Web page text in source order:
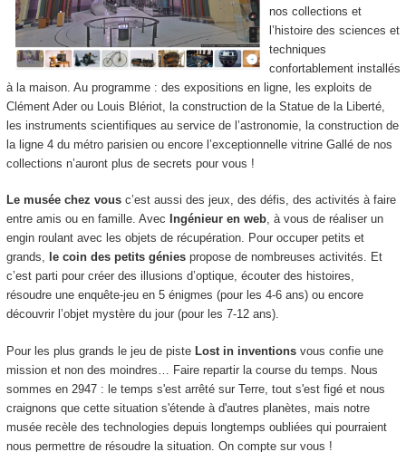
nos collections et
l’histoire des sciences et
techniques
confortablement installés
à la maison. Au programme : des expositions en ligne, les exploits de
Clément Ader ou Louis Blériot, la construction de la Statue de la Liberté,
les instruments scientifiques au service de l’astronomie, la construction de
la ligne 4 du métro parisien ou encore l’exceptionnelle vitrine Gallé de nos
collections n’auront plus de secrets pour vous !
Le musée chez vousc’est aussi des jeux, des défis, des activités à faire
entre amis ou en famille. Avec Ingénieur en web, à vous de réaliser un
engin roulant avec les objets de récupération. Pour occuper petits et
grands, le coin des petits géniespropose de nombreuses activités. Et
c’est parti pour créer des illusions d’optique, écouter des histoires,
résoudre une enquête-jeu en 5 énigmes (pour les 4-6 ans) ou encore
découvrir l’objet mystère du jour (pour les 7-12 ans).
Pour les plus grands le jeu de pisteLost in inventionsvous confie une
mission et non des moindres… Faire repartir la course du temps. Nous
sommes en 2947 : le temps s'est arrêté sur Terre, tout s'est figé et nous
craignons que cette situation s'étende à d'autres planètes, mais notre
musée recèle des technologies depuis longtemps oubliées qui pourraient
nous permettre de résoudre la situation. On compte sur vous !